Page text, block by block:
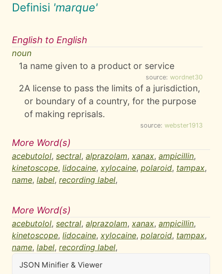
Definisi 'marque'
English to English
noun
1a name given to a product or service
source: wordnet30
2A license to pass the limits of a jurisdiction,
or boundary of a country, for the purpose
of making reprisals.
source: webster1913
More Word(s)
acebutolol, sectral, alprazolam, xanax, ampicillin,
kinetoscope, lidocaine, xylocaine, polaroid, tampax,
name, label, recording label,
More Word(s)
acebutolol, sectral, alprazolam, xanax, ampicillin,
kinetoscope, lidocaine, xylocaine, polaroid, tampax,
name, label, recording label,
JSON Minifier & Viewer